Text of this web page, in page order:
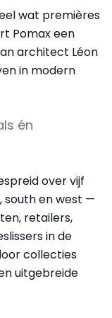
wat premières
Pomax een
architect Léon
in modern
én
over vijf
south en west —
retailers,
in de
collecties
uitgebreide